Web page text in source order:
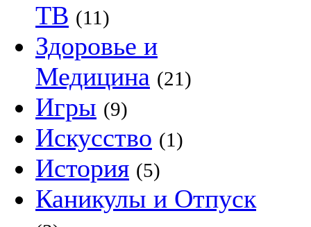
ТВ (11)
Здоровье и
Медицина (21)
Игры (9)
Искусство (1)
История (5)
Каникулы и Отпуск